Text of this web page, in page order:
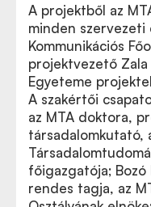
A projektből az
minden
Kommunikációs
projektvezető
Egyeteme
A szakértői
az MTA doktora,
társadalomkutató,
főigazgatója;
rendes tagja, az